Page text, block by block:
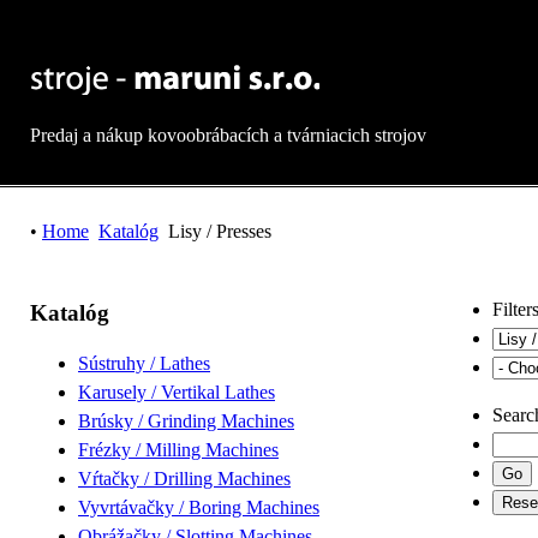
Predaj a nákup kovoobrábacích a tvárniacich strojov
• Home Katalóg Lisy / Presses
Katalóg
Sústruhy / Lathes
Karusely / Vertikal Lathes
Brúsky / Grinding Machines
Frézky / Milling Machines
Vŕtačky / Drilling Machines
Vyvrtávačky / Boring Machines
Filters